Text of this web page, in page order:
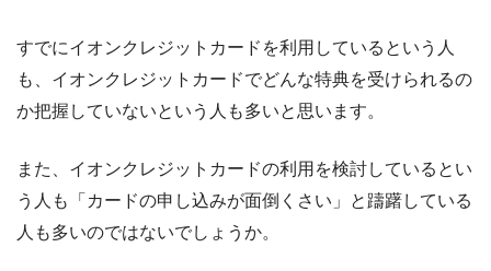
すでにイオンクレジットカードを利用しているという人
も、イオンクレジットカードでどんな特典を受けられるの
か把握していないという人も多いと思います。
また、イオンクレジットカードの利用を検討しているとい
う人も「カードの申し込みが面倒くさい」と躊躇している
人も多いのではないでしょうか。